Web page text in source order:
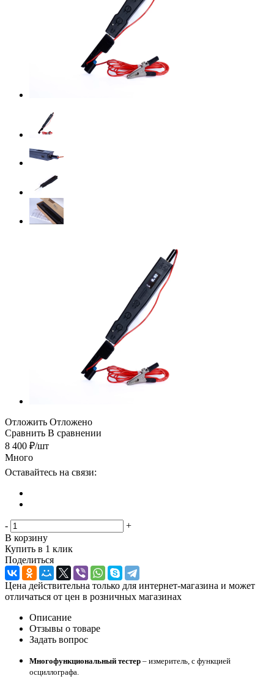
Отложить Отложено
Сравнить В сравнении
8 400 ₽/шт
Много
Оставайтесь на связи:
-
+
В корзину
Купить в 1 клик
Поделиться
Цена действительна только для интернет-магазина и может
отличаться от цен в розничных магазинах
Описание
Отзывы о товаре
Задать вопрос
Многофункциональный тестер – измеритель, с функцией
осциллографа.